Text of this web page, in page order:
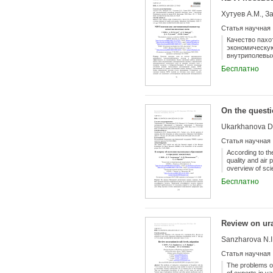
Хутуев А.М.,
Статья научная
Качество
способность
традиционно
значений
необходим
априорных
Бесплатно
On the
Ukarkhanova
Статья научная
According to
quality and air
overview of
sources of
human health
sampling of
conclusions of
Бесплатно
Review on
Sanzharova
Статья научная
The problems